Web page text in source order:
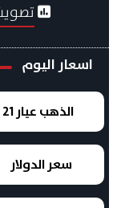
اسعار اليوم
الذهب عيار 21
سعر الدولار